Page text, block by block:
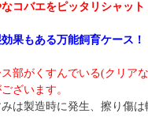
コバエをピッタリシャット
果もある万能飼育ケース！
部がくすんでいる(クリア
ざいます。
みは製造時に発生、擦り傷